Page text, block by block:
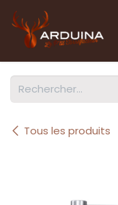
Tous les produits